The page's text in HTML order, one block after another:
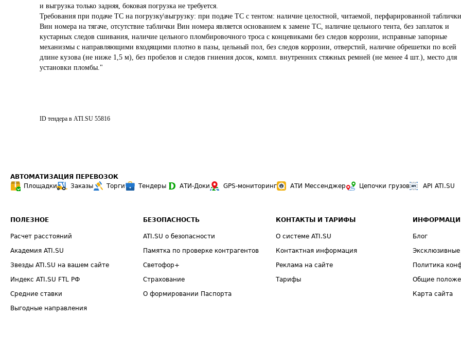
и выгрузка только задняя, боковая погрузка не требуется.
Требования при подаче ТС на погрузку\выгрузку: при подаче ТС с тентом: наличие целостной, читаемой, перфарированной
Вин номера на тягаче, отсутствие таблички Вин номера является основанием к замене ТС, наличие цельного тента, без заплаток и
кустарных следов сшивания, наличие цельного пломбировочного троса с концевиками без следов коррозии, исправные запорные
механизмы с направляющими входящими плотно в пазы, цельный пол, без следов коррозии, отверстий, наличие обрешетки по всей
длине кузова (не ниже 1,5 м), без пробелов и следов гниения досок, компл. внутренних стяжных ремней (не менее 4 шт.), место для
ID тендера в ATI.SU 55816
АВТОМАТИЗАЦИЯ ПЕРЕВОЗОК
Площадки
Заказы Торги Тендеры АТИ-Доки GPS-мониторинг АТИ Мессенджер Цепочки грузов API ATI.SU
ПОЛЕЗНОЕ
Расчет расстояний
Академия ATI.SU
Звезды ATI.SU на вашем сайте
Индекс ATI.SU FTL РФ
Средние ставки
Выгодные направления
БЕЗОПАСНОСТЬ
ATI.SU о безопасности
Памятка по проверке контрагентов
Светофор+
Страхование
О формировании Паспорта
КОНТАКТЫ И ТАРИФЫ
О системе ATI.SU
Контактная информация
Реклама на сайте
Тарифы
Блог
Политика
Общие
Карта сайта